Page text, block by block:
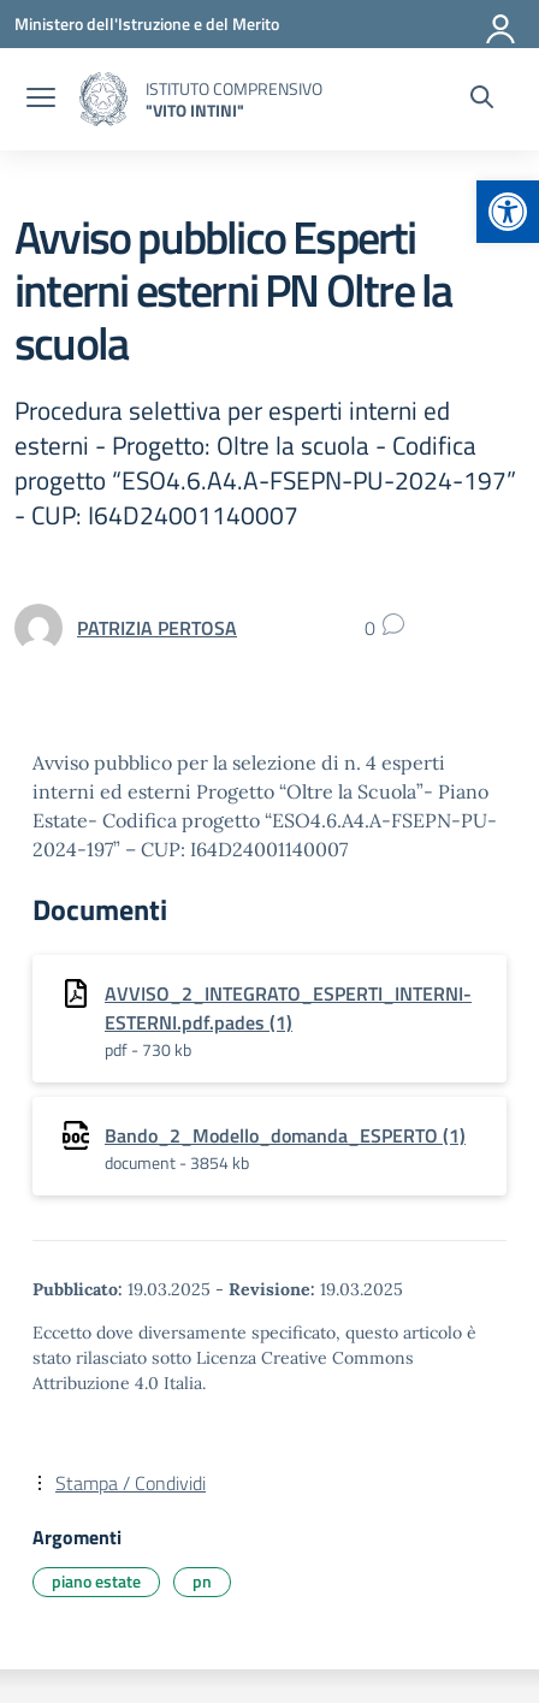
Vai ai contenuti
Vai al menu di navigazione
Vai al footer
Ministero dell'Istruzione e del Merito
ISTITUTO COMPRENSIVO
"VITO INTINI"
Avviso pubblico Esperti
interni esterni PN Oltre la
scuola
Procedura selettiva per esperti interni ed
esterni - Progetto: Oltre la scuola - Codifica
progetto “ESO4.6.A4.A-FSEPN-PU-2024-197”
- CUP: I64D24001140007
PATRIZIA PERTOSA 0
Avviso pubblico per la selezione di n. 4 esperti
interni ed esterni Progetto “Oltre la Scuola”- Piano
Estate- Codifica progetto “ESO4.6.A4.A-FSEPN-PU-
2024-197” – CUP: I64D24001140007
Documenti
AVVISO_2_INTEGRATO_ESPERTI_INTERNI-
ESTERNI.pdf.pades (1)
pdf - 730 kb
Bando_2_Modello_domanda_ESPERTO (1)
document - 3854 kb
Pubblicato: 19.03.2025 - Revisione: 19.03.2025
Eccetto dove diversamente specificato, questo articolo è
stato rilasciato sotto Licenza Creative Commons
Attribuzione 4.0 Italia.
Stampa / Condividi
Argomenti
piano estate pn